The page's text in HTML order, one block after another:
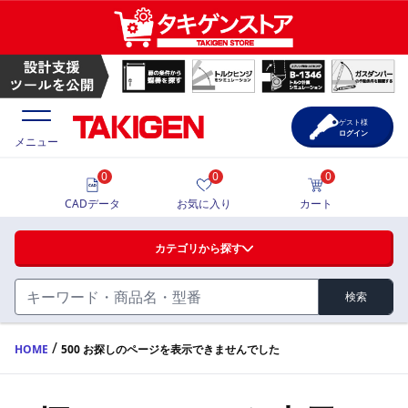
ハンドル・取手・つまみ・周辺機器
FA・A
蝶番・ステー・周辺機器
価格一覧
製品カタログ
メニュー
カテゴリから探す
検索
0
CADデータ
0
お気に入り
0
カート
ゲスト様
ログイン
HOME / 500 お探しのページを表示できませんでした